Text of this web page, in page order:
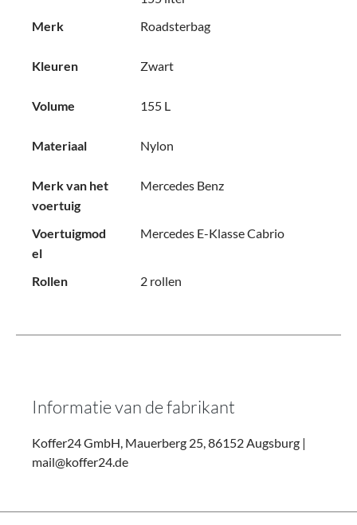
Merk
Roadsterbag
Kleuren Zwart
Volume 155 L
Materiaal Nylon
Merk van het
voertuig
Mercedes Benz
Voertuigmod
el
Mercedes E-Klasse Cabrio
Rollen 2 rollen
Informatie van de fabrikant
Koffer24 GmbH, Mauerberg 25, 86152 Augsburg |
mail@koffer24.de